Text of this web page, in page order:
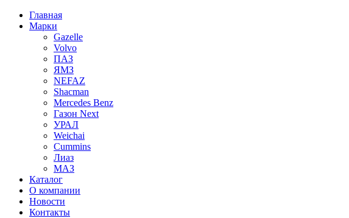
Главная
Марки
Gazelle
Volvo
ПАЗ
ЯМЗ
NEFAZ
Shacman
Mercedes Benz
Газон Next
УРАЛ
Weichai
Cummins
Лиаз
МАЗ
Каталог
О компании
Новости
Контакты